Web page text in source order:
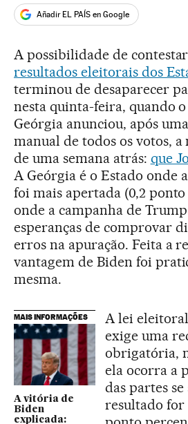
Añadir EL PAÍS en Google
A possibilidade de
resultados eleitorais dos
terminou de desaparecer
nesta quinta-feira, quando
Geórgia anunciou, após
manual de todos os votos, a
de uma semana atrás: que
A Geórgia é o Estado onde
foi mais apertada (0,2
onde a campanha de
esperanças de comprovar
erros na apuração. Feita a
vantagem de Biden foi
mesma.
MAIS INFORMAÇÕES
A vitória de
Biden
explicada:
A lei
exige uma
obrigatória,
ela ocorra a
das partes
resultado